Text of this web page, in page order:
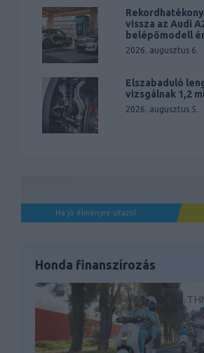
vissza az Audi
belépőmodell
2026. augusztus 6.
Elszabaduló
vizsgálnak 1,2
2026. augusztus 5.
Ha jó élményre utazol
Honda finanszírozás